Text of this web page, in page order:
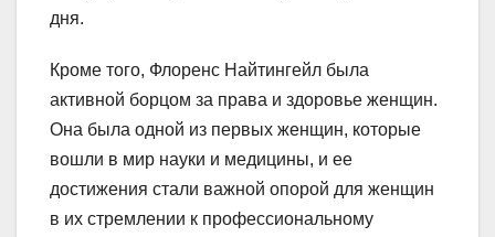
дня.
Кроме того, Флоренс Найтингейл была
активной борцом за права и здоровье женщин.
Она была одной из первых женщин, которые
вошли в мир науки и медицины, и ее
достижения стали важной опорой для женщин
в их стремлении к профессиональному